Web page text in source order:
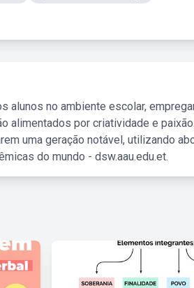
alunos no ambiente escolar,
alimentados por criatividade e
uma geração notável, utilizando
do mundo - dsw.aau.edu.et.